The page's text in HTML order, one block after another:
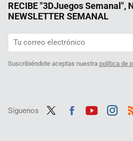
RECIBE "3DJuegos Semanal",
NEWSLETTER SEMANAL
Suscribiéndote aceptas nuestra política de
Síguenos